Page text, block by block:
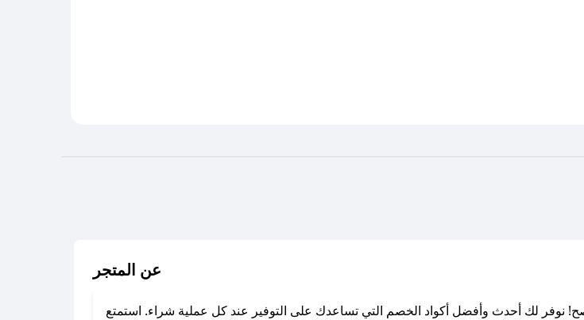
عن المتجر
لك أحدث وأفضل أكواد الخصم التي تساعدك على التوفير عند كل عملية شراء. استمتع